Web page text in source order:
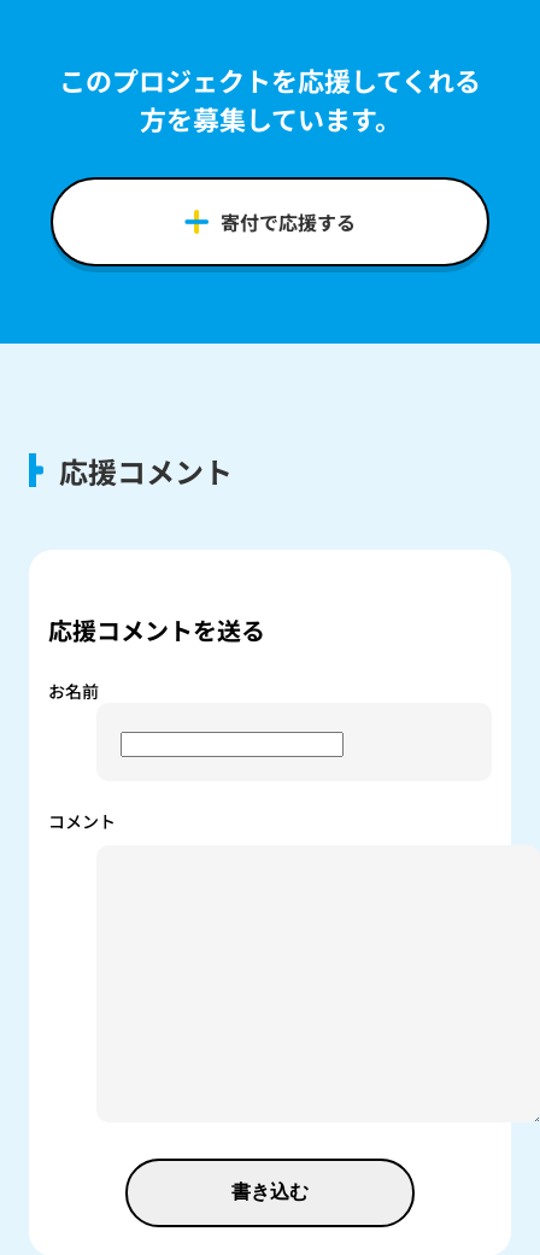
このプロジェクトを応援してくれる
方を募集しています。
寄付で応援する
応援コメント
応援コメントを送る
お名前
コメント
書き込む